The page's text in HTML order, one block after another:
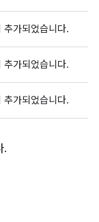
추가되었습니다.
추가되었습니다.
추가되었습니다.
.